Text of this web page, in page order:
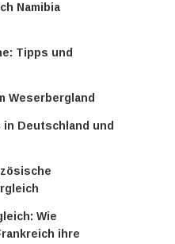
Namibia
Tipps und
Weserbergland
Deutschland und
Wie
ihre